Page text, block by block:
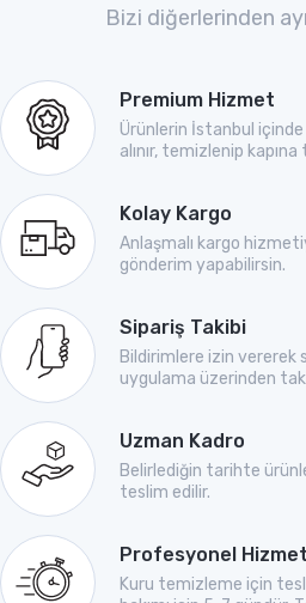
Bizi diğerlerinden
Premium Hizmet
Ürünlerin İstanbul
alınır, temizlenip
Kolay Kargo
Anlaşmalı kargo
gönderim yapabilirsin.
Sipariş Takibi
Bildirimlere izin vererek
uygulama üzerinden
Uzman Kadro
Belirlediğin tarihte
teslim edilir.
Profesyonel Hizmet
Kuru temizleme için